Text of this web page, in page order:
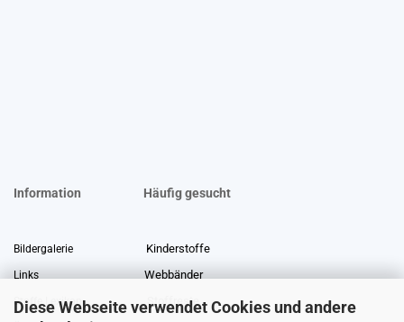
Diese Webseite verwendet Cookies und andere
Information Häufig gesucht
Bildergalerie Kinderstoffe
Links Webbänder
Stoffe Lexikon Stoffreste